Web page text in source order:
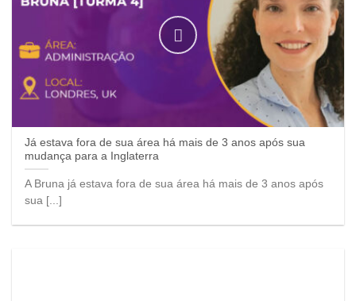
Já estava fora de sua área há mais de 3 anos após sua
mudança para a Inglaterra
A Bruna já estava fora de sua área há mais de 3 anos após
sua [...]